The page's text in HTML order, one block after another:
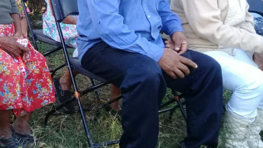
mujer
Hidalgo
Ciudad Valles
Nueva directora
INMUVI da inicio a
labores con
ciudadanos y
de programas